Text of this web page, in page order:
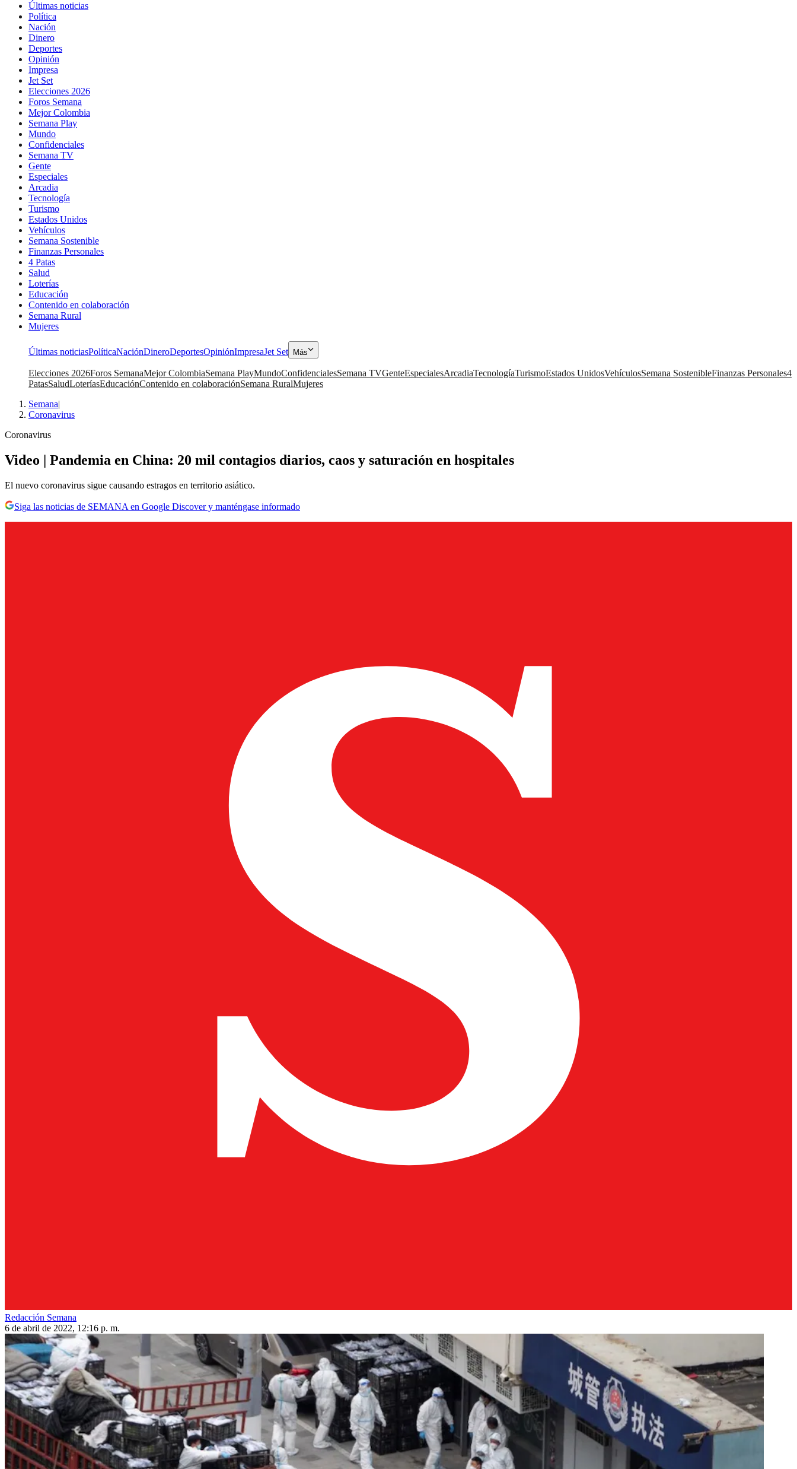
Últimas noticias
Política
Nación
Dinero
Deportes
Opinión
Impresa
Jet Set
Elecciones 2026
Foros Semana
Mejor Colombia
Semana Play
Mundo
Confidenciales
Semana TV
Gente
Especiales
Arcadia
Tecnología
Turismo
Estados Unidos
Vehículos
Semana Sostenible
Finanzas Personales
4 Patas
Salud
Loterías
Educación
Contenido en colaboración
Semana Rural
Mujeres
Últimas noticiasPolíticaNaciónDineroDeportesOpiniónImpresaJet Set Más
Elecciones 2026Foros SemanaMejor ColombiaSemana PlayMundoConfidencialesSemana TVGenteEspecialesArcadiaTecnologíaTurismoEstados UnidosVehículosSemana SostenibleFinanzas Personales4
PatasSaludLoteríasEducaciónContenido en colaboraciónSemana RuralMujeres
Semana|
Coronavirus
Coronavirus
Video | Pandemia en China: 20 mil contagios diarios, caos y saturación en hospitales
El nuevo coronavirus sigue causando estragos en territorio asiático.
Siga las noticias de SEMANA en Google Discover y manténgase informado
Redacción Semana
6 de abril de 2022, 12:16 p. m.